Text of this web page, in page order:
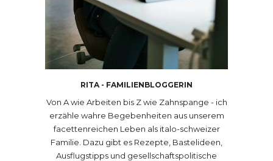
RITA - FAMILIENBLOGGERIN
Von A wie Arbeiten bis Z wie Zahnspange - ich
erzähle wahre Begebenheiten aus unserem
facettenreichen Leben als italo-schweizer
Familie. Dazu gibt es Rezepte, Bastelideen,
Ausflugstipps und gesellschaftspolitische